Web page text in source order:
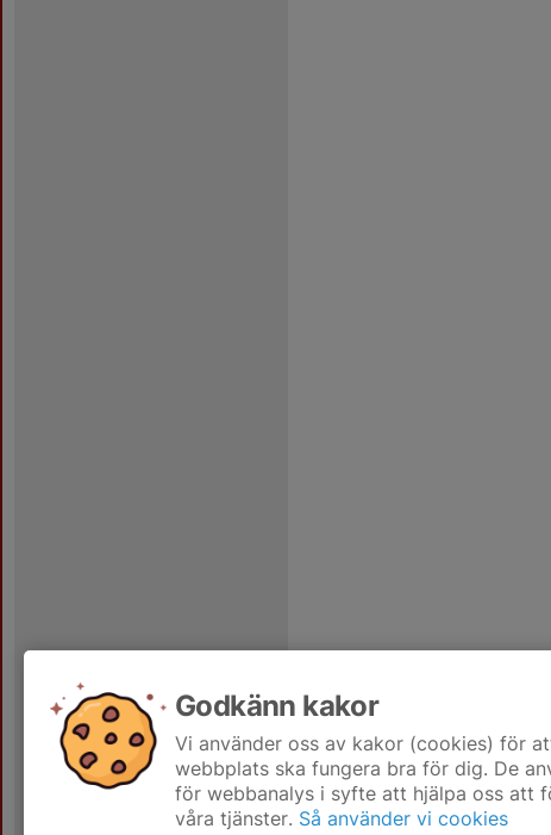
Godkänn kakor
Vi använder oss av kakor (cookies) för
webbplats ska fungera bra för dig. De
för webbanalys i syfte att hjälpa oss att
våra tjänster. Så använder vi cookies